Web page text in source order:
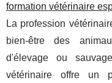
formation vétérinaire
La profession
bien-être des
d'élevage ou
vétérinaire offre un